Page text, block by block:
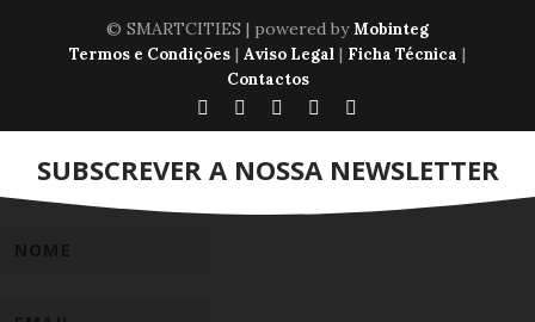
© SMARTCITIES | powered byMobinteg
Termos e Condições | Aviso Legal | Ficha Técnica |
Contactos
SUBSCREVER A NOSSA NEWSLETTER